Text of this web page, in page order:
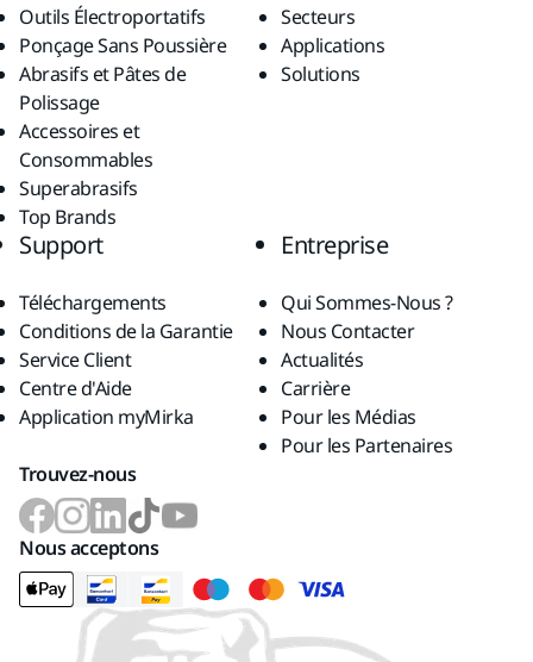
Outils Électroportatifs
Ponçage Sans Poussière
Abrasifs et Pâtes de
Polissage
Accessoires et
Consommables
Superabrasifs
Top Brands
Secteurs
Applications
Solutions
Support
Téléchargements
Conditions de la Garantie
Service Client
Centre d'Aide
Application myMirka
Entreprise
Qui Sommes-Nous ?
Nous Contacter
Actualités
Carrière
Pour les Médias
Pour les Partenaires
Trouvez-nous
Nous acceptons